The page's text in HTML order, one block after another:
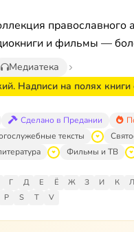
православного
и фильмы —
Медиатека
Надписи на полях
Сделано в Предании
тексты
Фильмы и ТВ
Г Д Е Ё Ж З И К Л
P S T V